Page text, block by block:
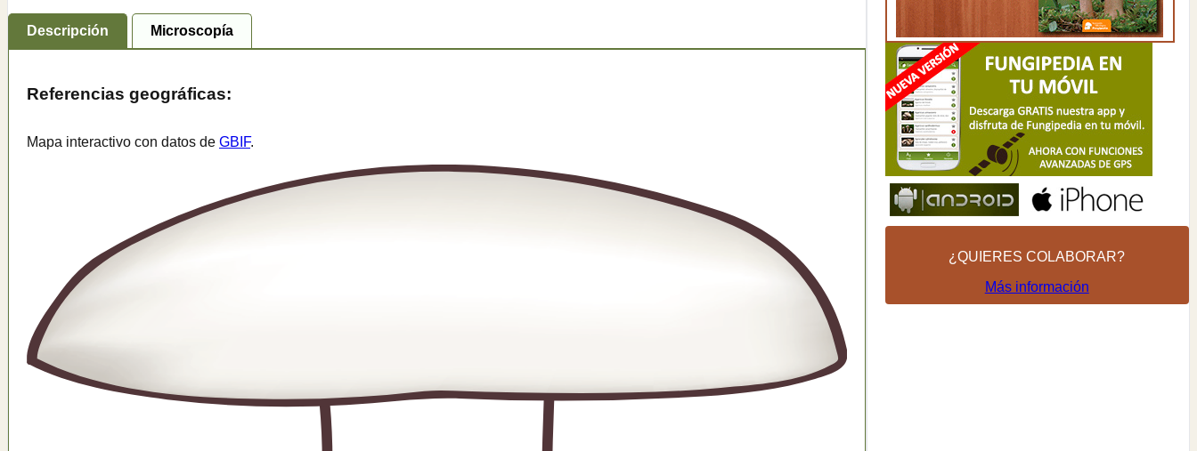
Descripción Microscopía
Referencias geográficas:
Mapa interactivo con datos de GBIF.
¿QUIERES COLABORAR?
Más información